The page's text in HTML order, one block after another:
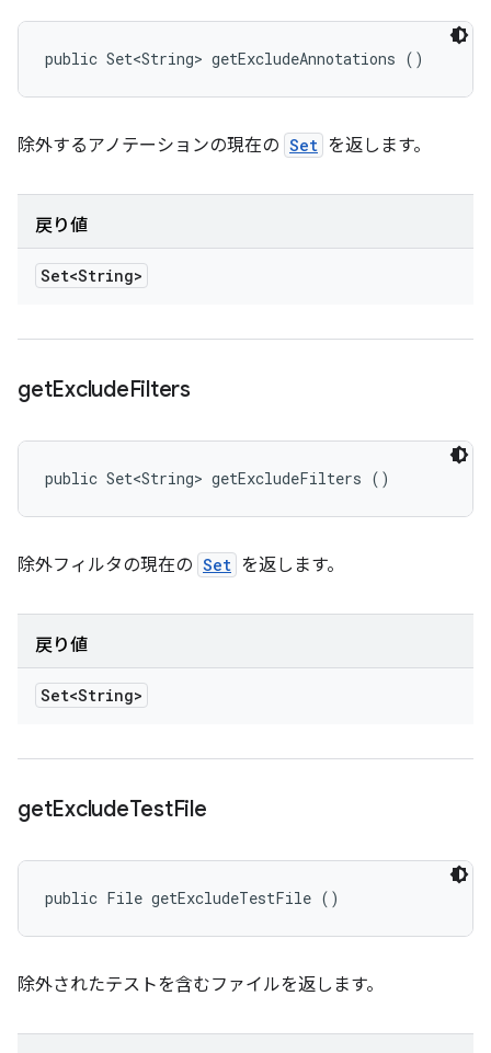
public Set<String> getExcludeAnnotations ()
除外するアノテーションの現在の Set を返します。
戻り値
Set<String>
getExcludeFilters
public Set<String> getExcludeFilters ()
除外フィルタの現在の Set を返します。
戻り値
Set<String>
getExcludeTestFile
public File getExcludeTestFile ()
除外されたテストを含むファイルを返します。